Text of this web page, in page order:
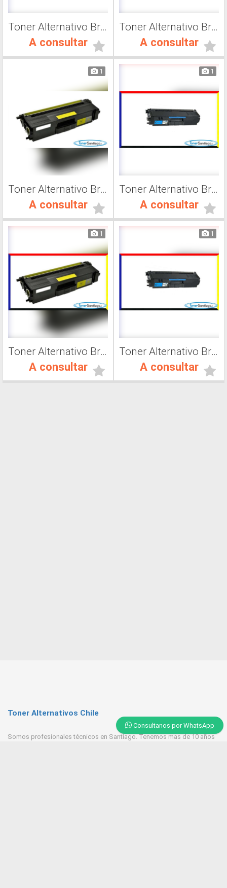
Consultanos por WhatsApp
Toner Alternativo Brother TN 217Y, Impresora Láser
A consultar
Toner Alternativo Brother TN 319M, Impresora Láser
A consultar
1
Toner Alternativo Brother TN 419K, Impresora Láser
A consultar
1
Toner Alternativo Brother TN 319Y, Impresora Láser
A consultar
1
Toner Alternativo Brother TN 419C, Impresora Láser
A consultar
1
Toner Alternativo Brother TN 319C, Impresora Láser
A consultar
Toner Alternativos Chile
Somos profesionales técnicos en Santiago. Tenemos mas de 10 años